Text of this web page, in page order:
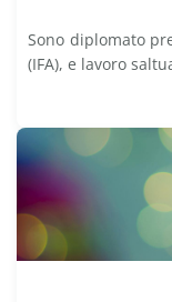
Sono diplomato
(IFA), e lavoro